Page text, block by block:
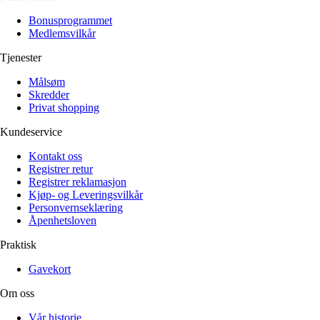
Klær
Reise
Informasjon
Tilbehør
Lukk
Alle artikler
Klær
Reise
Informasjon
Tilbehør
Målsøm
Lukk
Bonusprogrammet
Medlemsvilkår
Tjenester
Målsøm
Skredder
Privat shopping
Kundeservice
Kontakt oss
Registrer retur
Registrer reklamasjon
Kjøp- og Leveringsvilkår
Personvernseklæring
Åpenhetsloven
Praktisk
Gavekort
Om oss
Vår historie